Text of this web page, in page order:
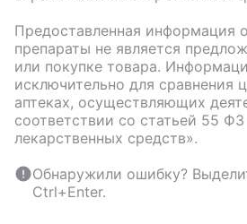
Предоставленная информация
препараты не является
или покупке товара.
исключительно для сравнения
аптеках, осуществляющих
соответствии со статьей 55
лекарственных средств».
Обнаружили ошибку?
Ctrl+Enter.